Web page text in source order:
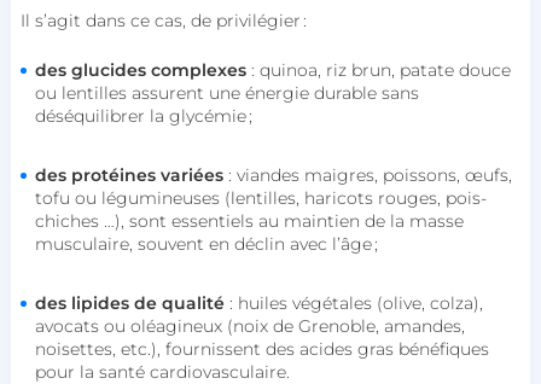
Il s’agit dans ce cas, de privilégier :
des glucides complexes: quinoa, riz brun, patate douce
ou lentilles assurent une énergie durable sans
déséquilibrer la glycémie ;
des protéines variées: viandes maigres, poissons, œufs,
tofu ou légumineuses (lentilles, haricots rouges, pois-
chiches …), sont essentiels au maintien de la masse
musculaire, souvent en déclin avec l’âge ;
des lipides de qualité: huiles végétales (olive, colza),
avocats ou oléagineux (noix de Grenoble, amandes,
noisettes, etc.), fournissent des acides gras bénéfiques
pour la santé cardiovasculaire.